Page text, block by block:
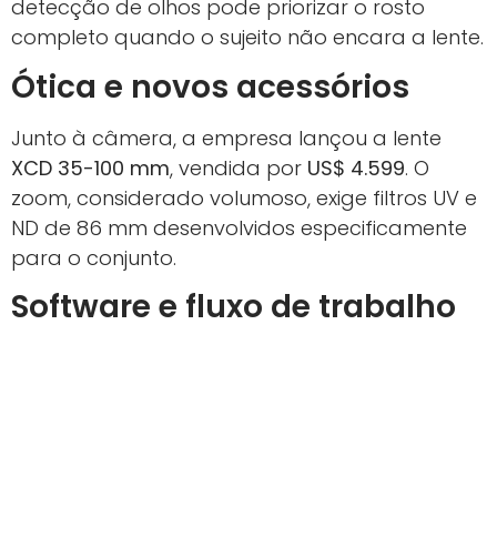
detecção de olhos pode priorizar o rosto
completo quando o sujeito não encara a lente.
Ótica e novos acessórios
Junto à câmera, a empresa lançou a lente
XCD 35-100 mm, vendida por US$ 4.599. O
zoom, considerado volumoso, exige filtros UV e
ND de 86 mm desenvolvidos especificamente
para o conjunto.
Software e fluxo de trabalho